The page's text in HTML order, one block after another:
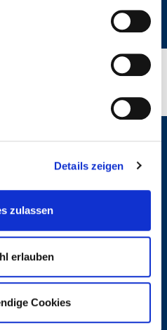
mette-wasserbau.de, rmt-
Details zeigen
zulassen
erlauben
Cookies